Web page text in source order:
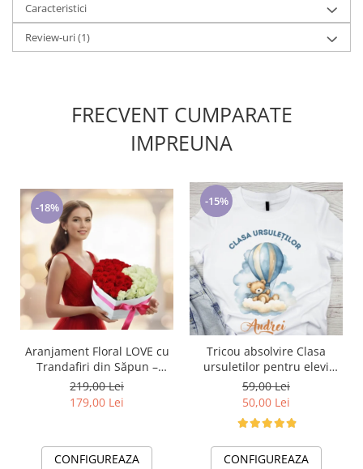
Caracteristici
Review-uri(1)
FRECVENT CUMPARATE
IMPREUNA
-18%
Aranjament Floral LOVE cu
Trandafiri din Săpun –
Cadou Elegant și Memorabil
219,00 Lei
179,00 Lei
CONFIGUREAZA
-15%
Tricou absolvire Clasa
ursuletilor pentru elevi
clasa 4 sau gradinita
ABS1073
59,00 Lei
50,00 Lei
CONFIGUREAZA